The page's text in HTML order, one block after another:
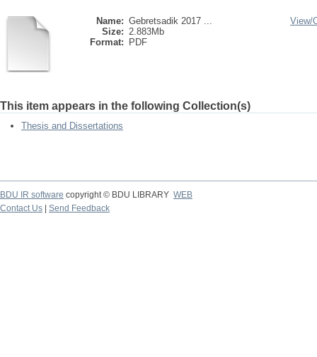
Name: Gebretsadik 2017 ...
Size: 2.883Mb
Format:
PDF
View/
This item appears in the following Collection(s)
Thesis and Dissertations
BDU IR software copyright © BDU LIBRARY WEB
Contact Us
Send Feedback